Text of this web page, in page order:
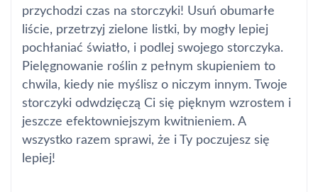
przychodzi czas na storczyki! Usuń obumarłe
liście, przetrzyj zielone listki, by mogły lepiej
pochłaniać światło, i podlej swojego storczyka.
Pielęgnowanie roślin z pełnym skupieniem to
chwila, kiedy nie myślisz o niczym innym. Twoje
storczyki odwdzięczą Ci się pięknym wzrostem i
jeszcze efektowniejszym kwitnieniem. A
wszystko razem sprawi, że i Ty poczujesz się
lepiej!